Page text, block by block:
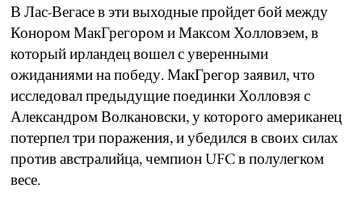
В Лас-Вегасе в эти выходные пройдет бой между
Конором МакГрегором и Максом Холловэем, в
который ирландец вошел с уверенными
ожиданиями на победу. МакГрегор заявил, что
исследовал предыдущие поединки Холловэя с
Александром Волкановски, у которого американец
потерпел три поражения, и убедился в своих силах
против австралийца, чемпион UFC в полулегком
весе.